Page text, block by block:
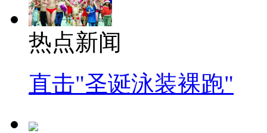
热点新闻
直击"圣诞泳装裸跑"